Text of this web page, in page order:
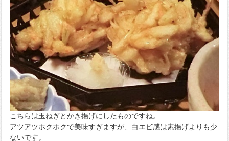
こちらは玉ねぎとかき揚げにしたものですね。
アツアツホクホクで美味すぎますが、白エビ感は素揚げよりも少
ないです。